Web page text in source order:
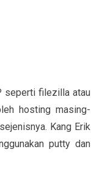
seperti filezilla atau
hosting masing-
Kang Erik
putty dan